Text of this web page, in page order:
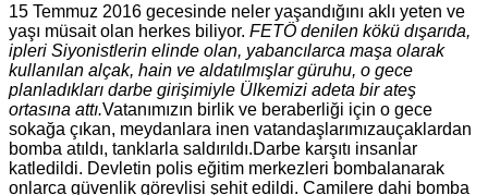
15 Temmuz 2016 gecesinde neler yaşandığını aklı yeten ve
yaşı müsait olan herkes biliyor. FETÖ denilen kökü dışarıda,
ipleri Siyonistlerin elinde olan, yabancılarca maşa olarak
kullanılan alçak, hain ve aldatılmışlar güruhu, o gece
planladıkları darbe girişimiyle Ülkemizi adeta bir ateş
ortasına attı.Vatanımızın birlik ve beraberliği için o gece
sokağa çıkan, meydanlara inen vatandaşlarımızauçaklardan
bomba atıldı, tanklarla saldırıldı.Darbe karşıtı insanlar
katledildi. Devletin polis eğitim merkezleri bombalanarak
onlarca güvenlik görevlisi şehit edildi. Camilere dahi bomba